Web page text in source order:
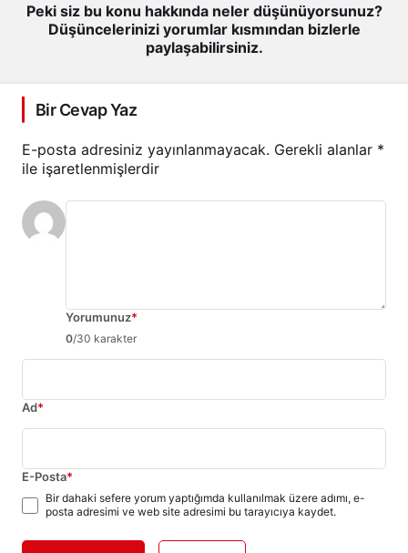
Peki siz bu konu hakkında neler düşünüyorsunuz?
Düşüncelerinizi yorumlar kısmından bizlerle
paylaşabilirsiniz.
Bir Cevap Yaz
E-posta adresiniz yayınlanmayacak. Gerekli alanlar *
ile işaretlenmişlerdir
Yorumunuz*
0/30 karakter
Ad*
E-Posta*
Bir dahaki sefere yorum yaptığımda kullanılmak üzere adımı, e-
posta adresimi ve web site adresimi bu tarayıcıya kaydet.